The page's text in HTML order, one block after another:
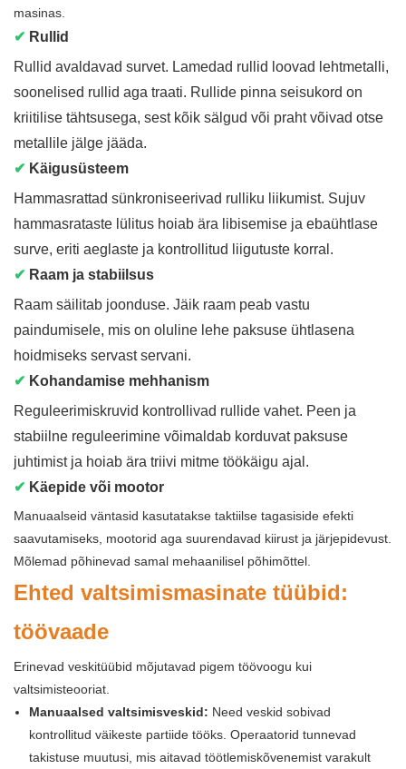
masinas.
✔ Rullid
Rullid avaldavad survet. Lamedad rullid loovad lehtmetalli,
soonelised rullid aga traati. Rullide pinna seisukord on
kriitilise tähtsusega, sest kõik sälgud või praht võivad otse
metallile jälge jääda.
✔ Käigusüsteem
Hammasrattad sünkroniseerivad rulliku liikumist. Sujuv
hammasrataste lülitus hoiab ära libisemise ja ebaühtlase
surve, eriti aeglaste ja kontrollitud liigutuste korral.
✔ Raam ja stabiilsus
Raam säilitab joonduse. Jäik raam peab vastu
paindumisele, mis on oluline lehe paksuse ühtlasena
hoidmiseks servast servani.
✔ Kohandamise mehhanism
Reguleerimiskruvid kontrollivad rullide vahet. Peen ja
stabiilne reguleerimine võimaldab korduvat paksuse
juhtimist ja hoiab ära triivi mitme töökäigu ajal.
✔ Käepide või mootor
Manuaalseid väntasid kasutatakse taktiilse tagasiside efekti
saavutamiseks, mootorid aga suurendavad kiirust ja järjepidevust.
Mõlemad põhinevad samal mehaanilisel põhimõttel.
Ehted valtsimismasinate tüübid:
töövaade
Erinevad veskitüübid mõjutavad pigem töövoogu kui
valtsimisteooriat.
Manuaalsed valtsimisveskid: Need veskid sobivad
kontrollitud väikeste partiide tööks. Operaatorid tunnevad
takistuse muutusi, mis aitavad töötlemiskõvenemist varakult